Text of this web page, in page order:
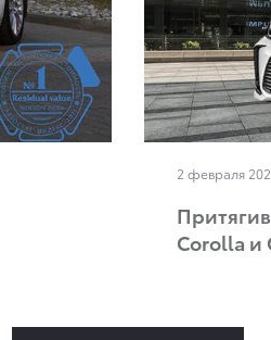
2 февраля
Corolla и